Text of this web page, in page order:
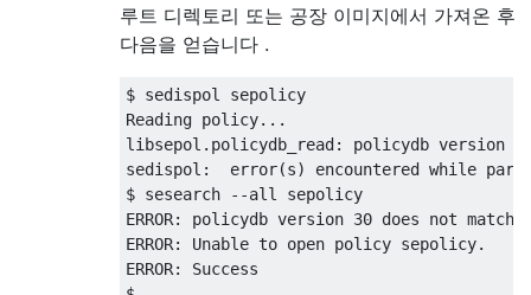
루트 디렉토리 또는 공장 이미지에서 가져온 후
다음을 얻습니다 .
$ sedispol sepolicy
Reading policy...
libsepol.policydb_read: policydb version
sedispol:  error(s) encountered while
$ sesearch --all sepolicy
ERROR: policydb version 30 does not match
ERROR: Unable to open policy sepolicy.
ERROR: Success